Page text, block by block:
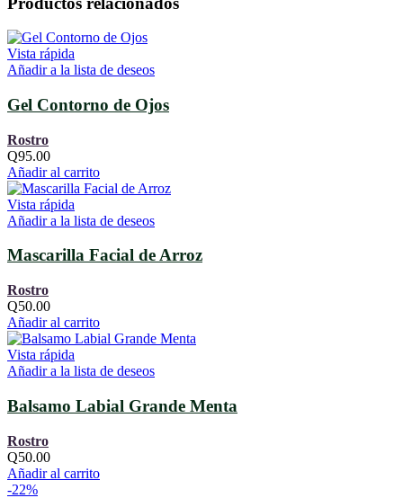
Vista rápida
Añadir a la lista de deseos
Gel Contorno de Ojos
Rostro
Q95.00
Añadir al carrito
Vista rápida
Añadir a la lista de deseos
Mascarilla Facial de Arroz
Rostro
Q50.00
Añadir al carrito
Vista rápida
Añadir a la lista de deseos
Balsamo Labial Grande Menta
Rostro
Q50.00
Añadir al carrito
-22%